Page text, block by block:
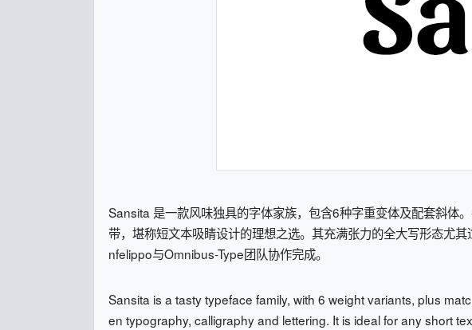
Sansita 是一款风味独具的字体家族，包含6种字重变体及配套斜体
带，堪称短文本吸睛设计的理想之选。其充满张力的全大写形态尤
nfelippo与Omnibus-Type团队协作完成。
Sansita is a tasty typeface family, with 6 weight variants, plus
en typography, calligraphy and lettering. It is ideal for any short